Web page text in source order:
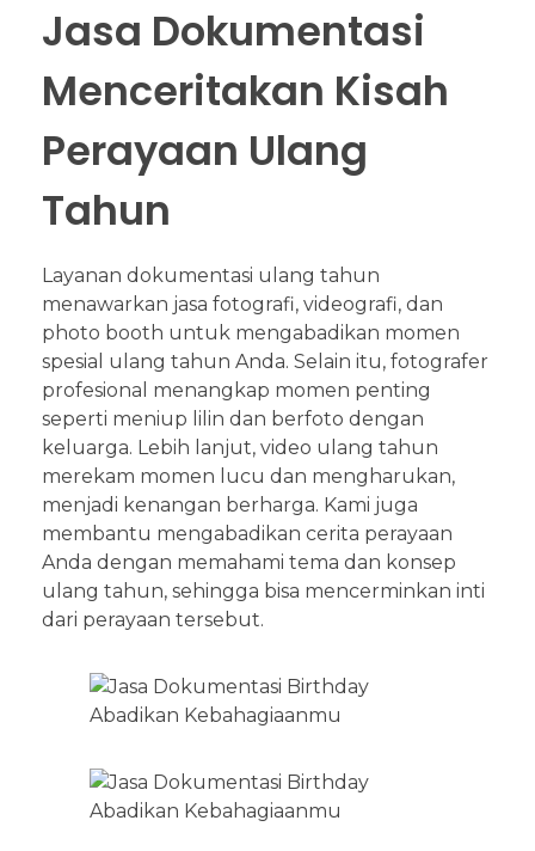
Jasa Dokumentasi
Menceritakan Kisah
Perayaan Ulang
Tahun
Layanan dokumentasi ulang tahun
menawarkan jasa fotografi, videografi, dan
photo booth untuk mengabadikan momen
spesial ulang tahun Anda. Selain itu, fotografer
profesional menangkap momen penting
seperti meniup lilin dan berfoto dengan
keluarga. Lebih lanjut, video ulang tahun
merekam momen lucu dan mengharukan,
menjadi kenangan berharga. Kami juga
membantu mengabadikan cerita perayaan
Anda dengan memahami tema dan konsep
ulang tahun, sehingga bisa mencerminkan inti
dari perayaan tersebut.